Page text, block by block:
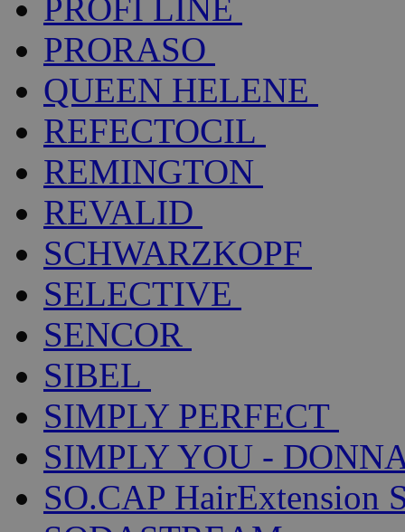
PROFI LINE
PRORASO
QUEEN HELENE
REFECTOCIL
REMINGTON
REVALID
SCHWARZKOPF
SELECTIVE
SENCOR
SIBEL
SIMPLY PERFECT
SIMPLY YOU -
SO.CAP HairExtension